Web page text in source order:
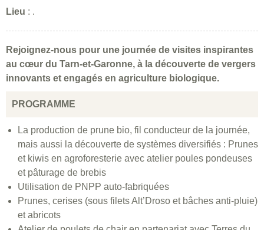
Lieu : .
Rejoignez-nous pour une journée de visites inspirantes
au cœur du Tarn-et-Garonne, à la découverte de vergers
innovants et engagés en agriculture biologique.
PROGRAMME
La production de prune bio, fil conducteur de la journée,
mais aussi la découverte de systèmes diversifiés : Prunes
et kiwis en agroforesterie avec atelier poules pondeuses
et pâturage de brebis
Utilisation de PNPP auto-fabriquées
Prunes, cerises (sous filets Alt’Droso et bâches anti-pluie)
et abricots